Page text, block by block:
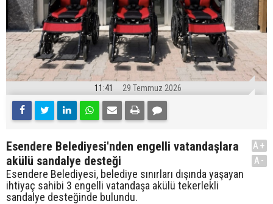
11:41 29 Temmuz 2026
Esendere Belediyesi'nden engelli vatandaşlara
akülü sandalye desteği
Esendere Belediyesi, belediye sınırları dışında yaşayan
ihtiyaç sahibi 3 engelli vatandaşa akülü tekerlekli
sandalye desteğinde bulundu.
A+
A-